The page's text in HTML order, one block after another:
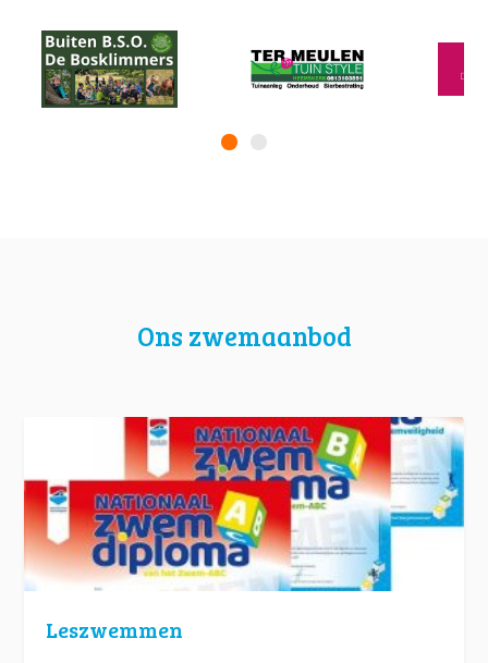
Ons zwemaanbod
Leszwemmen